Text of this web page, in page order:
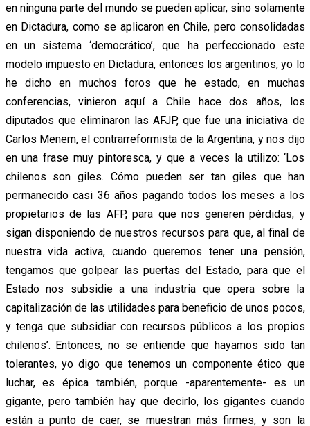
en ninguna parte del mundo se pueden aplicar, sino solamente
en Dictadura, como se aplicaron en Chile, pero consolidadas
en un sistema ‘democrático’, que ha perfeccionado este
modelo impuesto en Dictadura, entonces los argentinos, yo lo
he dicho en muchos foros que he estado, en muchas
conferencias, vinieron aquí a Chile hace dos años, los
diputados que eliminaron las AFJP, que fue una iniciativa de
Carlos Menem, el contrarreformista de la Argentina, y nos dijo
en una frase muy pintoresca, y que a veces la utilizo: ‘Los
chilenos son giles. Cómo pueden ser tan giles que han
permanecido casi 36 años pagando todos los meses a los
propietarios de las AFP, para que nos generen pérdidas, y
sigan disponiendo de nuestros recursos para que, al final de
nuestra vida activa, cuando queremos tener una pensión,
tengamos que golpear las puertas del Estado, para que el
Estado nos subsidie a una industria que opera sobre la
capitalización de las utilidades para beneficio de unos pocos,
y tenga que subsidiar con recursos públicos a los propios
chilenos’. Entonces, no se entiende que hayamos sido tan
tolerantes, yo digo que tenemos un componente ético que
luchar, es épica también, porque -aparentemente- es un
gigante, pero también hay que decirlo, los gigantes cuando
están a punto de caer, se muestran más firmes, y son la